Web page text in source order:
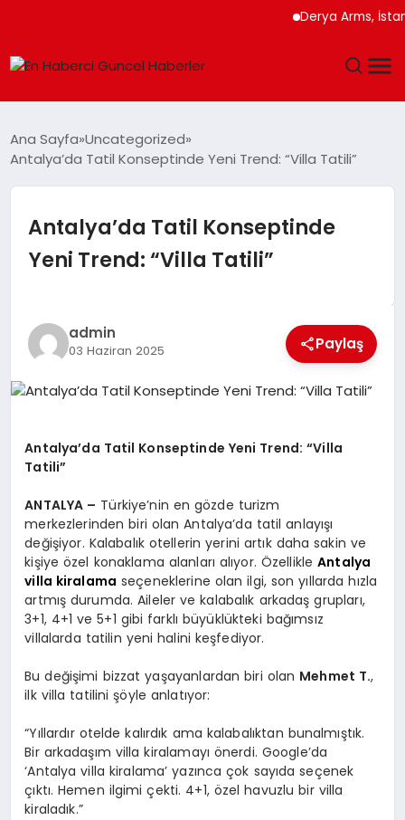
Derya Arms,
SPOR
SAĞLIK
TEKNOLOJI
DÜNYA
EĞITIM
SIYASET
Ana Sayfa Uncategorized
Antalya’da Tatil Konseptinde Yeni Trend: “Villa Tatili”
Antalya’da Tatil Konseptinde
Yeni Trend: “Villa Tatili”
admin
03 Haziran 2025 Paylaş
Antalya’da Tatil Konseptinde Yeni Trend: “Villa
Tatili”
ANTALYA – Türkiye’nin en gözde turizm
merkezlerinden biri olan Antalya’da tatil anlayışı
değişiyor. Kalabalık otellerin yerini artık daha sakin ve
kişiye özel konaklama alanları alıyor. ÖzellikleAntalya
villa kiralama seçeneklerine olan ilgi, son yıllarda hızla
artmış durumda. Aileler ve kalabalık arkadaş grupları,
3+1, 4+1 ve 5+1 gibi farklı büyüklükteki bağımsız
villalarda tatilin yeni halini keşfediyor.
Bu değişimi bizzat yaşayanlardan biri olan Mehmet T.,
ilk villa tatilini şöyle anlatıyor:
“Yıllardır otelde kalırdık ama kalabalıktan bunalmıştık.
Bir arkadaşım villa kiralamayı önerdi. Google’da
‘Antalya villa kiralama’ yazınca çok sayıda seçenek
çıktı. Hemen ilgimi çekti. 4+1, özel havuzlu bir villa
kiraladık.”